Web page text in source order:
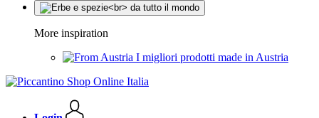
More inspiration
I migliori prodotti made in Austria